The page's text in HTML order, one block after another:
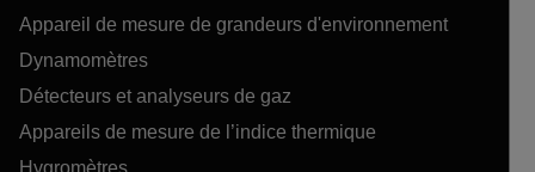
Appareil de mesure de grandeurs d'environnement
Dynamomètres
Détecteurs et analyseurs de gaz
Appareils de mesure de l’indice thermique
Hygromètres